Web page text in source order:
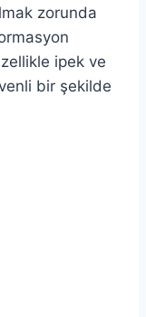
zorunda
ipek ve
bir şekilde